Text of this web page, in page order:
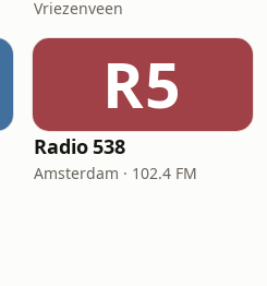
Vriezenveen
R5
Radio 538
Amsterdam · 102.4 FM